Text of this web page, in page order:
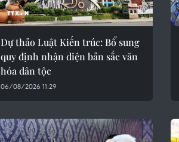
Dự thảo Luật Kiến trúc: Bổ sung
quy định nhận diện bản sắc văn
hóa dân tộc
06/08/2026 11:29